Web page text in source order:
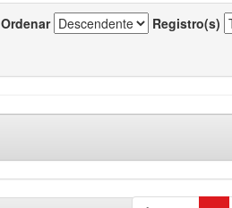
Ordenar Registro(s)